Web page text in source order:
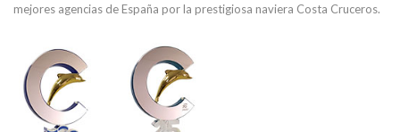
mejores agencias de España por la prestigiosa naviera Costa Cruceros.